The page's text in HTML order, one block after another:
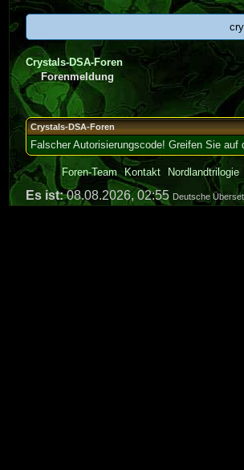
Crystals-DSA-Foren
Forenmeldung
Crystals-DSA-Foren
Falscher Autorisierungscode! Greifen Sie
Foren-Team Kontakt Nordlandtrilogie
Es ist:08.08.2026, 02:55 Deutsche